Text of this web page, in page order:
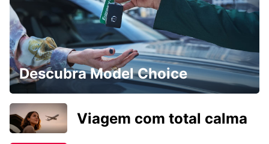
Descubra Model Choice
Viagem com total calma